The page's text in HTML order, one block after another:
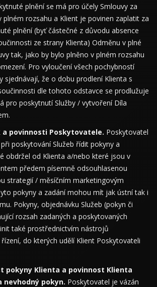
plnění se má pro účely Smlouvy za
plném rozsahu a Klient je povinen zaplatit za
plnění (byť částečné z důvodu absence
ze strany Klienta) Odměnu v plné
tak, jako by bylo plněno v plném rozsahu
Pro vyloučení všech pochybností
sjednávají, že o dobu prodlení Klienta s
dle tohoto odstavce se prodlužuje
pro poskytnutí Služby / vytvoření Díla
a povinnosti Poskytovatele. Poskytovatel
poskytování Služeb řídit pokyny a
obdržel od Klienta a/nebo které jsou v
předem písemně odsouhlasenou
strategií / měsíčním marketingovým
pokyny a zadání mohou mít jak ústní tak i
Pokyny, objednávku Služeb (pokyn či
rozsah zadaných a poskytovaných
také prostřednictvím nástrojů
do kterých udělí Klient Poskytovateli
pokyny Klienta a povinnost Klienta
nevhodný pokyn. Poskytovatel je vázán